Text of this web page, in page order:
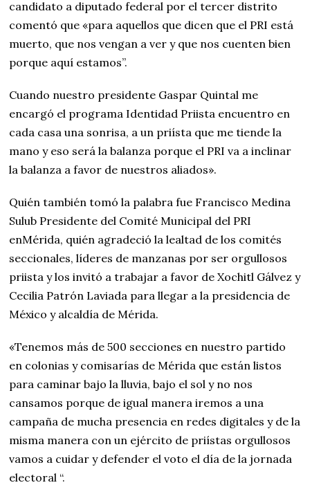
candidato a diputado federal por el tercer distrito
comentó que «para aquellos que dicen que el PRI está
muerto, que nos vengan a ver y que nos cuenten bien
porque aquí estamos”.
Cuando nuestro presidente Gaspar Quintal me
encargó el programa Identidad Priista encuentro en
cada casa una sonrisa, a un priísta que me tiende la
mano y eso será la balanza porque el PRI va a inclinar
la balanza a favor de nuestros aliados».
Quién también tomó la palabra fue Francisco Medina
Sulub Presidente del Comité Municipal del PRI
enMérida, quién agradeció la lealtad de los comités
seccionales, líderes de manzanas por ser orgullosos
priista y los invitó a trabajar a favor de Xochitl Gálvez y
Cecilia Patrón Laviada para llegar a la presidencia de
México y alcaldía de Mérida.
«Tenemos más de 500 secciones en nuestro partido
en colonias y comisarías de Mérida que están listos
para caminar bajo la lluvia, bajo el sol y no nos
cansamos porque de igual manera iremos a una
campaña de mucha presencia en redes digitales y de la
misma manera con un ejército de priístas orgullosos
vamos a cuidar y defender el voto el día de la jornada
electoral “.